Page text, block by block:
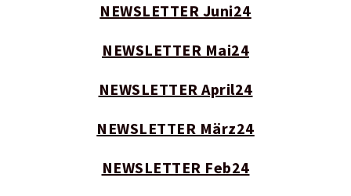
NEWSLETTER Juni24
NEWSLETTER Mai24
NEWSLETTER April24
NEWSLETTER März24
NEWSLETTER Feb24